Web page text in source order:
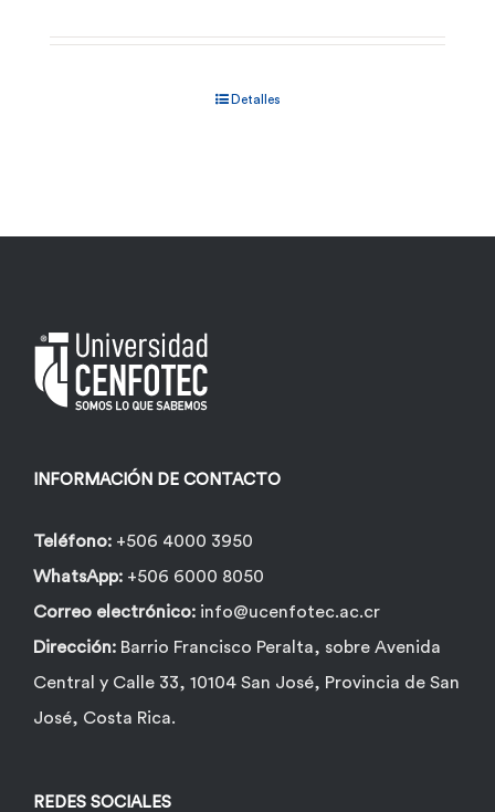
Detalles
INFORMACIÓN DE CONTACTO
Teléfono: +506 4000 3950
WhatsApp: +506 6000 8050
Correo electrónico: info@ucenfotec.ac.cr
Dirección: Barrio Francisco Peralta, sobre Avenida
Central y Calle 33, 10104 San José, Provincia de San
José, Costa Rica.
REDES SOCIALES